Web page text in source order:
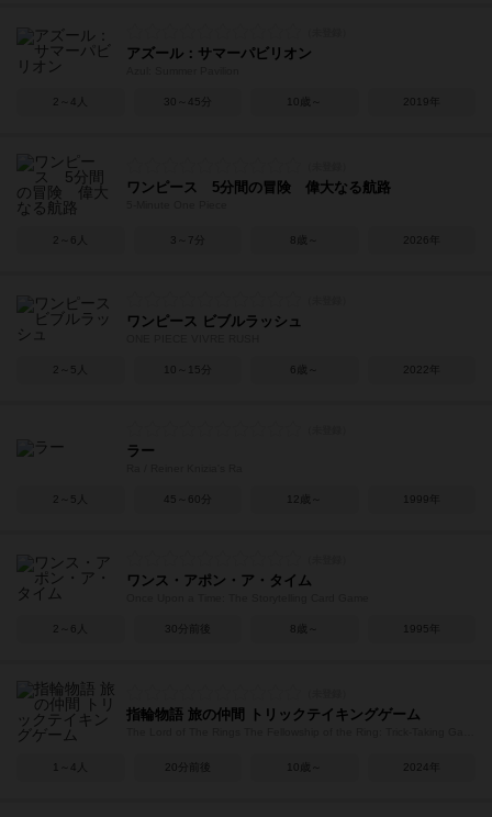
アズール：サマーパビリオン
2～4人 30～45分 10歳～ 2019年
ワンピース 5分間の冒険 偉大なる航路
2～6人 3～7分 8歳～ 2026年
ワンピース ビブルラッシュ
2～5人 10～15分 6歳～ 2022年
ラー
2～5人 45～60分 12歳～ 1999年
ワンス・アポン・ア・タイム
2～6人 30分前後 8歳～ 1995年
指輪物語 旅の仲間 トリックテイキングゲーム
1～4人 20分前後 10歳～ 2024年